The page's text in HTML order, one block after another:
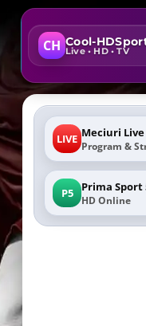
CH Cool-
Live • HD • TV
LIVE Meciuri Live
P5 Prima Sport
HD Online